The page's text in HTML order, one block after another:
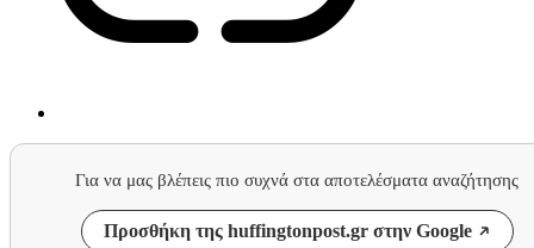
Για να μας βλέπεις πιο συχνά στα αποτελέσματα αναζήτησης
Προσθήκη της huffingtonpost.gr στην Google